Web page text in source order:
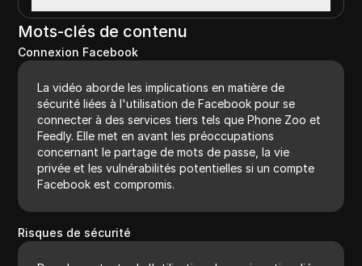
Mots-clés de contenu
Connexion Facebook
La vidéo aborde les implications en matière de
sécurité liées à l'utilisation de Facebook pour se
connecter à des services tiers tels que Phone Zoo et
Feedly. Elle met en avant les préoccupations
concernant le partage de mots de passe, la vie
privée et les vulnérabilités potentielles si un compte
Facebook est compromis.
Risques de sécurité